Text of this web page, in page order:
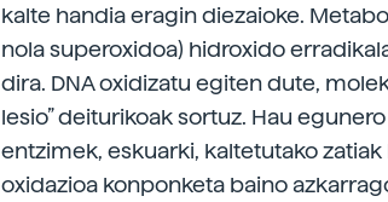
kalte handia eragin diezaioke.
nola superoxidoa) hidroxido
dira. DNA oxidizatu egiten dute,
lesio” deiturikoak sortuz. Hau
entzimek, eskuarki, kaltetutako
oxidazioa konponketa baino